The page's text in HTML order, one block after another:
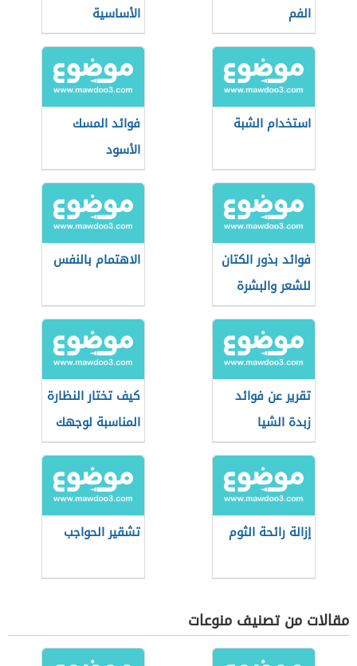
الفم
الأساسية
استخدام الشبة
فوائد المسك
الأسود
فوائد بذور الكتان
للشعر والبشرة
الاهتمام بالنفس
تقرير عن فوائد
زبدة الشيا
كيف تختار النظارة
المناسبة لوجهك
إزالة رائحة الثوم تشقير الحواجب
مقالات من تصنيف منوعات